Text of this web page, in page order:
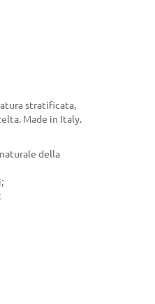
stratificata,
Made in Italy.
della